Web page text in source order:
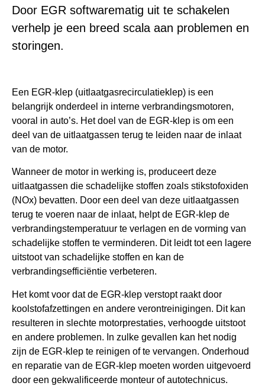
Door EGR softwarematig uit te schakelen
verhelp je een breed scala aan problemen en
storingen.
Een EGR-klep (uitlaatgasrecirculatieklep) is een
belangrijk onderdeel in interne verbrandingsmotoren,
vooral in auto’s. Het doel van de EGR-klep is om een
deel van de uitlaatgassen terug te leiden naar de inlaat
van de motor.
Wanneer de motor in werking is, produceert deze
uitlaatgassen die schadelijke stoffen zoals stikstofoxiden
(NOx) bevatten. Door een deel van deze uitlaatgassen
terug te voeren naar de inlaat, helpt de EGR-klep de
verbrandingstemperatuur te verlagen en de vorming van
schadelijke stoffen te verminderen. Dit leidt tot een lagere
uitstoot van schadelijke stoffen en kan de
verbrandingsefficiëntie verbeteren.
Het komt voor dat de EGR-klep verstopt raakt door
koolstofafzettingen en andere verontreinigingen. Dit kan
resulteren in slechte motorprestaties, verhoogde uitstoot
en andere problemen. In zulke gevallen kan het nodig
zijn de EGR-klep te reinigen of te vervangen. Onderhoud
en reparatie van de EGR-klep moeten worden uitgevoerd
door een gekwalificeerde monteur of autotechnicus.